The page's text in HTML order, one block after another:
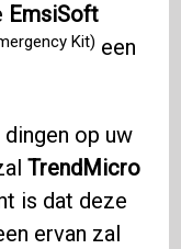
EmsiSoft
Kit) een
op uw
TrendMicro
is dat deze
ervan zal